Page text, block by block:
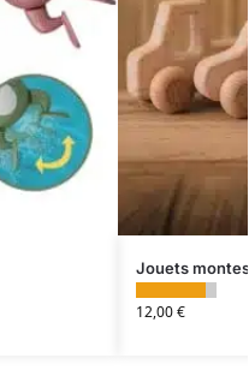
Jouets
12,00€